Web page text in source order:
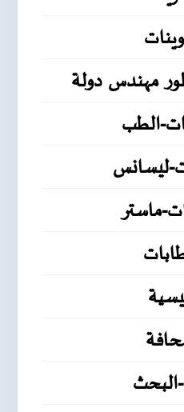
مهندس دولة
الطب
ليسانس
ماستر
البحث